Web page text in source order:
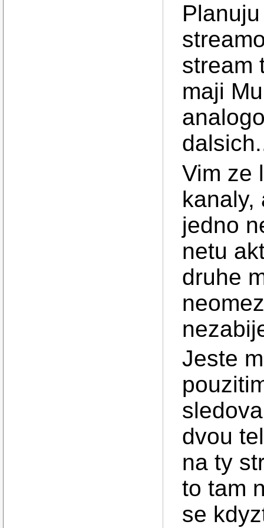
stream
maji
Vim ze
kanaly,
jedno
netu
druhe
Jeste
dvou
na ty
to tam
se